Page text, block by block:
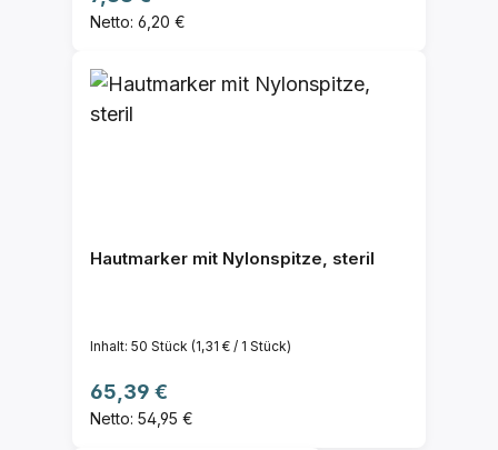
Netto: 6,20 €
Hautmarker mit Nylonspitze, steril
Inhalt: 50 Stück (1,31 € / 1 Stück)
Regulärer Preis:
65,39 €
Netto: 54,95 €